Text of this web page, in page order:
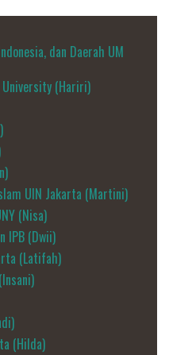
dan Daerah UM
(Hariri)
UIN Jakarta (Martini)
(Nisa)
IPB (Dwii)
(Latifah)
(Hilda)